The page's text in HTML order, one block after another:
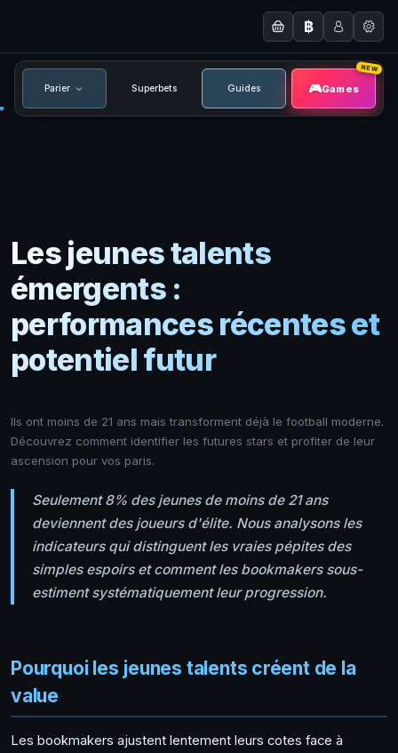
฿
Parier Superbets Guides Games
NEW
Les jeunes talents
émergents :
performances récentes et
potentiel futur
Ils ont moins de 21 ans mais transforment déjà le football moderne.
Découvrez comment identifier les futures stars et profiter de leur
ascension pour vos paris.
Seulement 8% des jeunes de moins de 21 ans
deviennent des joueurs d'élite. Nous analysons les
indicateurs qui distinguent les vraies pépites des
simples espoirs et comment les bookmakers sous-
estiment systématiquement leur progression.
Pourquoi les jeunes talents créent de la
value
Les bookmakers ajustent lentement leurs cotes face à